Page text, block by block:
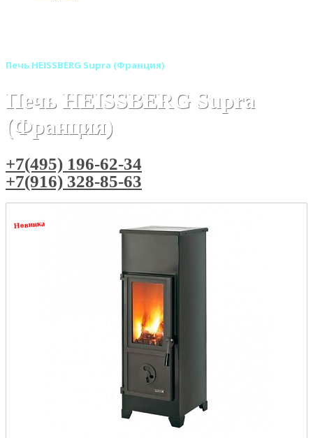
Печь HEISSBERG Supra (Франция)
Печь HEISSBERG Supra
(Франция)
+7(495) 196-62-34
+7(916) 328-85-63
Новинка